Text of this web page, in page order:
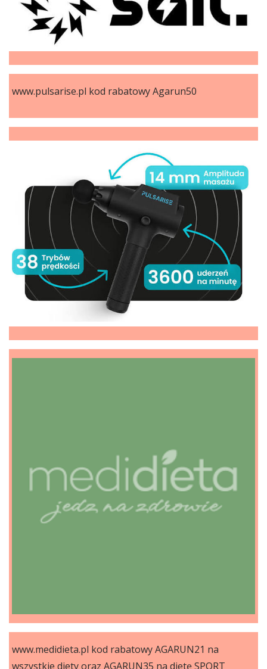
www.pulsarise.pl kod rabatowy Agarun50
www.medidieta.pl kod rabatowy AGARUN21 na
wszystkie diety oraz AGARUN35 na dietę SPORT